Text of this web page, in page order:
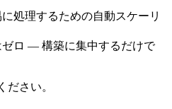
処理するための自動スケーリ
ロ — 構築に集中するだけで
ださい。